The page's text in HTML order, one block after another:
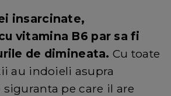
insarcinate,
vitamina B6 par sa fi
de dimineata. Cu toate
au indoieli asupra
pe care il are